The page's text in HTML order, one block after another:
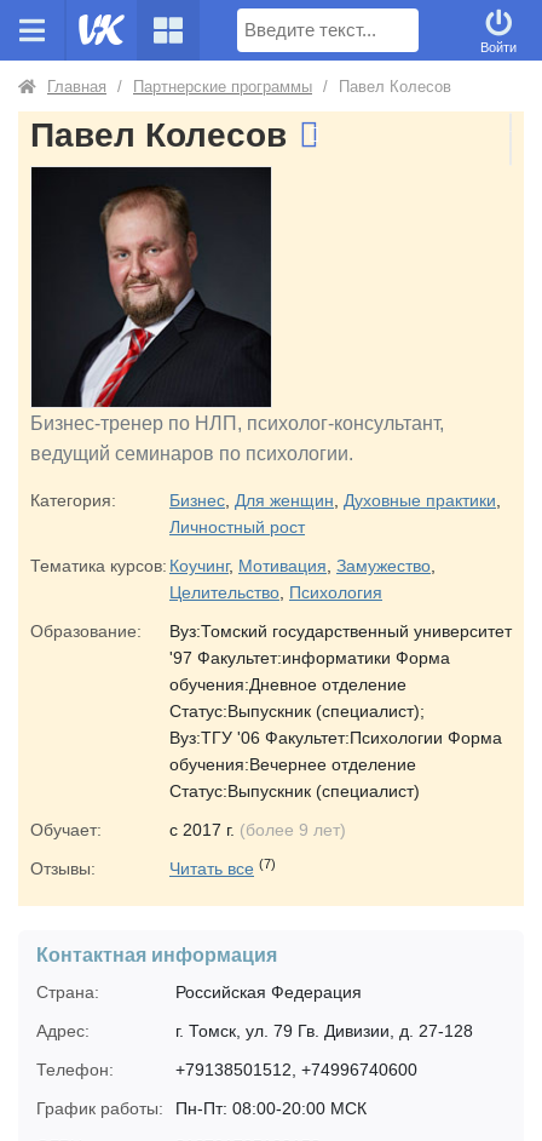
Поиск
Войти
Главная / Партнерские программы / Павел Колесов
Павел Колесов
Бизнес-тренер по НЛП, психолог-консультант,
ведущий семинаров по психологии.
Категория: Бизнес Для женщин Духовные практики
Личностный рост
Тематика курсов: Коучинг, Мотивация Замужество
Целительство Психология
Образование:
Вуз:Томский государственный университет
'97 Факультет:информатики Форма
обучения:Дневное отделение
Статус:Выпускник (специалист);
Вуз:ТГУ '06 Факультет:Психологии Форма
обучения:Вечернее отделение
Статус:Выпускник (специалист)
Обучает:
с 2017 г. (более 9 лет)
Отзывы:
Читать все (7)
Контактная информация
Страна:
Российская Федерация
Адрес:
г. Томск, ул. 79 Гв. Дивизии, д. 27-128
Телефон:
+79138501512, +74996740600
График работы:
Пн-Пт: 08:00-20:00 МСК